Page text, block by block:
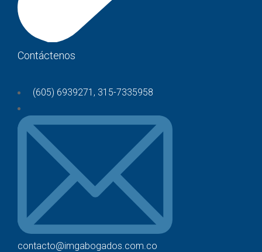
Contáctenos
(605) 6939271, 315-7335958
contacto@imgabogados.com.co